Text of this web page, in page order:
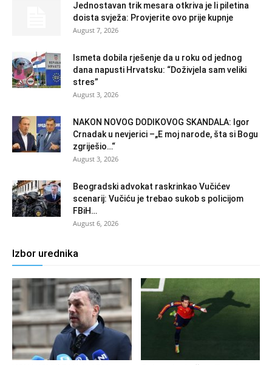
Jednostavan trik mesara otkriva je li piletina
doista svježa: Provjerite ovo prije kupnje
August 7, 2026
Ismeta dobila rješenje da u roku od jednog
dana napusti Hrvatsku: “Doživjela sam veliki
stres”
August 3, 2026
NAKON NOVOG DODIKOVOG SKANDALA: Igor
Crnadak u nevjerici –„E moj narode, šta si Bogu
zgriješio…“
August 3, 2026
Beogradski advokat raskrinkao Vučićev
scenarij: Vučiću je trebao sukob s policijom
FBiH…
August 6, 2026
Izbor urednika